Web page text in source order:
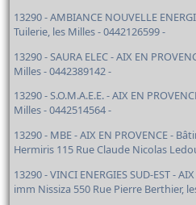
13290 - AMBIANCE NOUVELLE
Tuilerie, les Milles - 0442126599 -
13290 - SAURA ELEC - AIX EN
Milles - 0442389142 -
13290 - S.O.M.A.E.E. - AIX EN
Milles - 0442514564 -
13290 - MBE - AIX EN PROVENCE -
Hermiris 115 Rue Claude Nicolas
13290 - VINCI ENERGIES SUD-EST -
imm Nissiza 550 Rue Pierre Berthier,